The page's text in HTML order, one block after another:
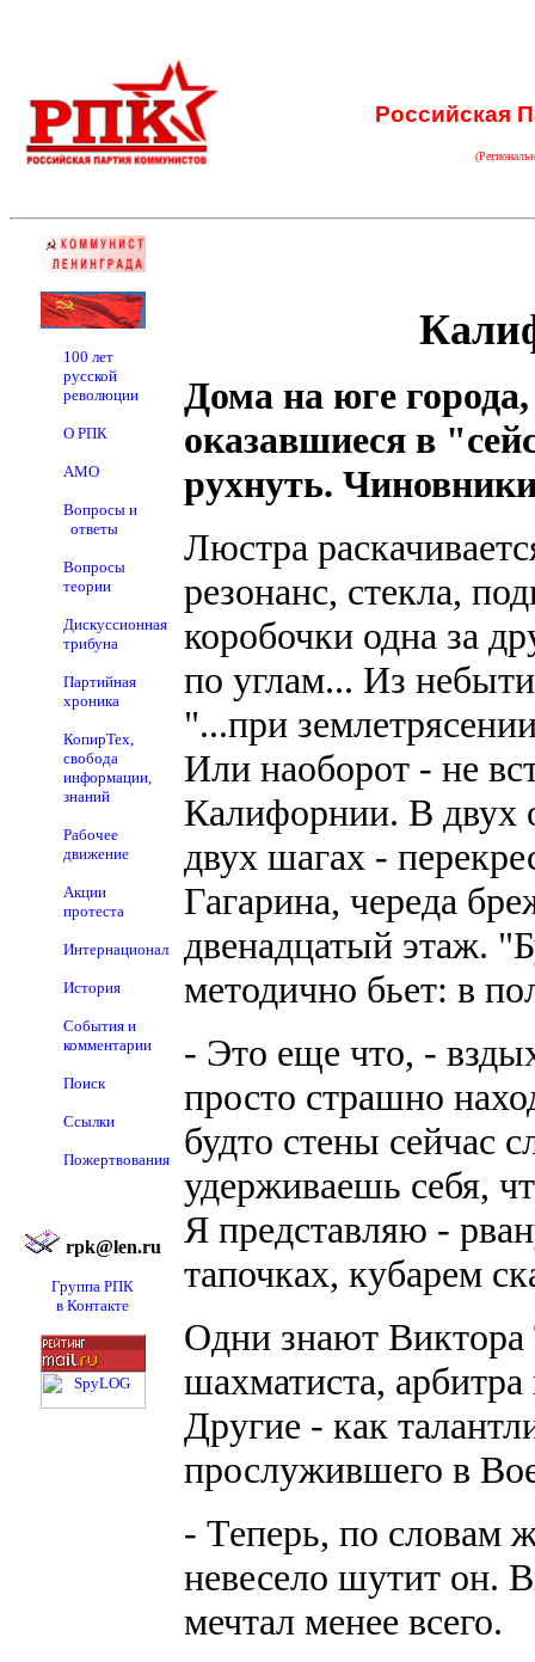
Российская
100 лет
русской
революции
О РПК
АМО
Вопросы и
ответы
Вопросы
теории
Дискуссионная
трибуна
Партийная
хроника
КопирТех,
свобода
информации,
знаний
Рабочее
движение
Акции
протеста
Интернационал
История
События и
комментарии
Поиск
Ссылки
Пожертвования
rpk@len.ru
Группа РПК
в Контакте
Дома на юге города,
оказавшиеся в
рухнуть.
Люстра
резонанс, стекла,
коробочки одна за
по углам... Из
"...при
Или наоборот - не
Калифорнии. В двух
двух шагах -
Гагарина, череда
двенадцатый этаж.
методично бьет: в
- Это еще что, -
просто страшно
будто стены сейчас
удерживаешь себя,
Я представляю -
тапочках, кубарем
Одни знают Виктора
шахматиста,
Другие - как
прослужившего в
- Теперь, по словам
невесело шутит он.
мечтал менее всего.